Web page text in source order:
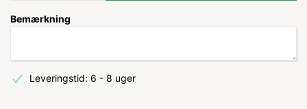
Bemærkning
Leveringstid: 6 - 8 uger